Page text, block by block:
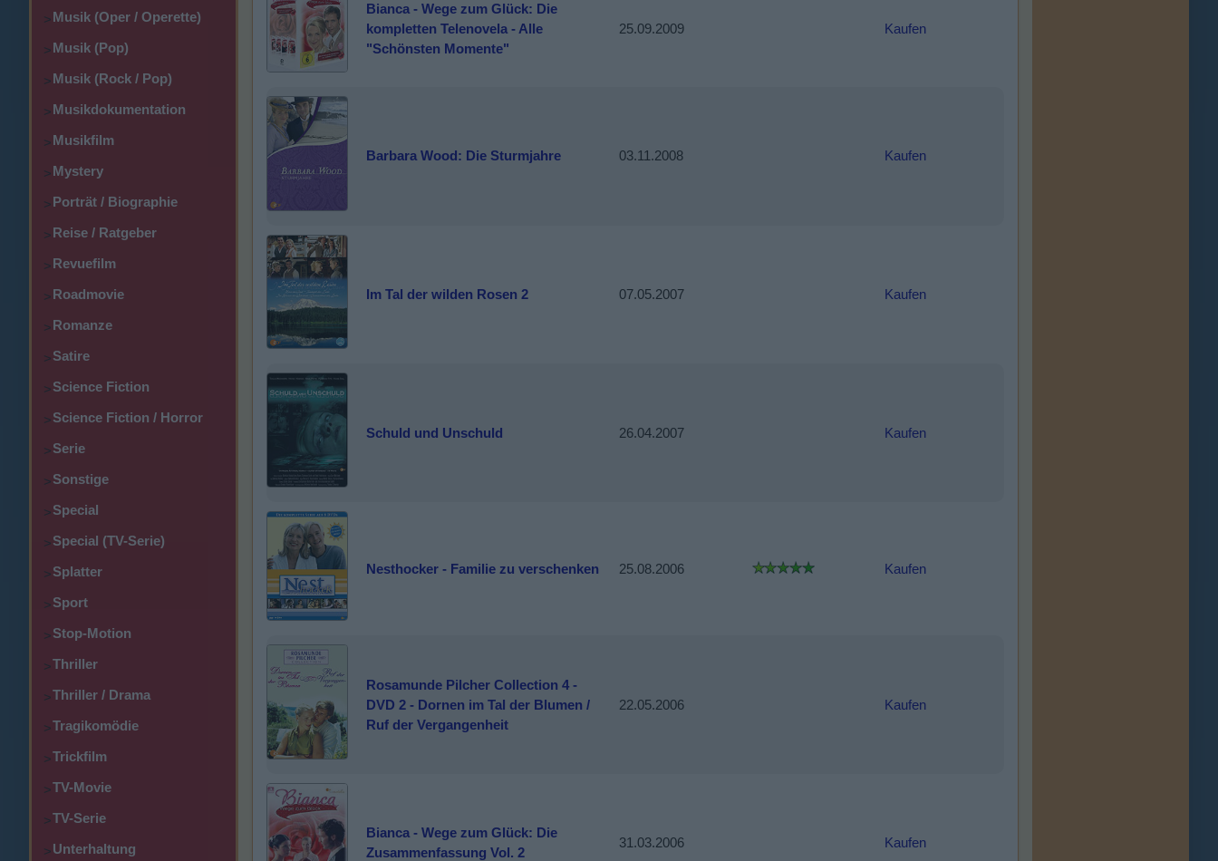
>Musik (Oper / Operette)
>Musik (Pop)
>Musik (Rock / Pop)
>Musikdokumentation
>Musikfilm
>Mystery
>Porträt / Biographie
>Reise / Ratgeber
>Revuefilm
>Roadmovie
>Romanze
>Satire
>Science Fiction
>Science Fiction / Horror
>Serie
>Sonstige
>Special
>Special (TV-Serie)
>Splatter
>Sport
>Stop-Motion
>Thriller
>Thriller / Drama
>Tragikomödie
>Trickfilm
>TV-Movie
>TV-Serie
>Unterhaltung
Bianca - Wege zum Glück: Die
kompletten Telenovela - Alle
"Schönsten Momente"
25.09.2009 Kaufen
Barbara Wood: Die Sturmjahre 03.11.2008 Kaufen
Im Tal der wilden Rosen 2 07.05.2007 Kaufen
Schuld und Unschuld 26.04.2007 Kaufen
Nesthocker - Familie zu verschenken 25.08.2006 Kaufen
Rosamunde Pilcher Collection 4 -
DVD 2 - Dornen im Tal der Blumen /
Ruf der Vergangenheit
22.05.2006 Kaufen
Bianca - Wege zum Glück: Die
Zusammenfassung Vol. 2
31.03.2006 Kaufen